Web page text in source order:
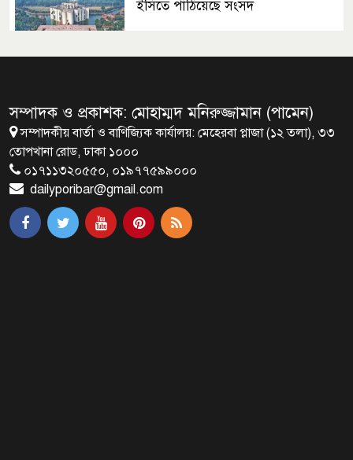
ইসিতে পাঠিয়েছে সংসদ
ব্রাক্ষণবাড়িয়ায় বইপড়া কর্মসূচীর
শুভসূচনা
মালয়েশিয়ায় মারামারি করে তিন
বাংলাদেশি নিহত
সম্পাদক ও প্রকাশক: মোহাম্মদ মনিরুজ্জামান (পামেন)
সম্পাদকীয় বার্তা ও বাণিজ্যিক কার্যালয়: মেহেরবা প্লাজা (১২ তলা), ৩৩
তোপখানা রোড, ঢাকা ১০০০
০১৭১১৩২০৫৫০, ০১৯৭৭৫৯৯০০০
dailyporibar@gmail.com